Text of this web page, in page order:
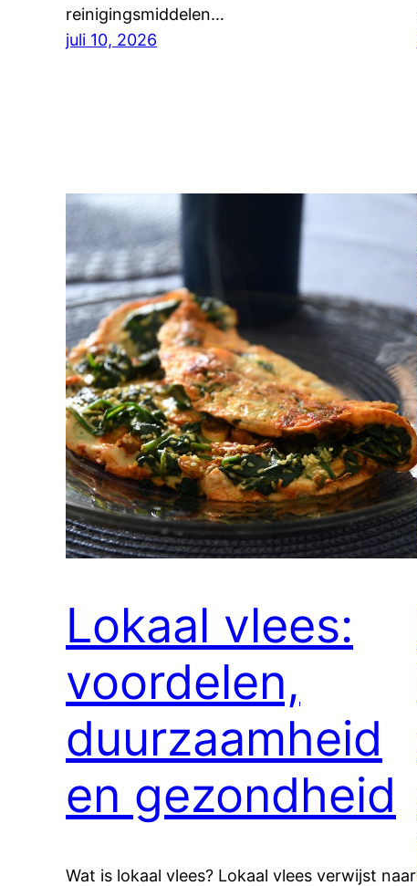
reinigingsmiddelen…
juli 10, 2026
Lokaal vlees:
voordelen,
duurzaamheid
en gezondheid
Wat is lokaal vlees? Lokaal vlees verwijst naar